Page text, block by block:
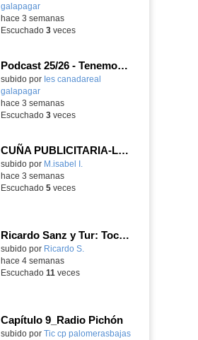
galapagar-
hace 3 semanas
Escuchado 3veces
Podcast 25/26 - Tenemos nueva profesora de Griego ¿Conoces a María Eugenia?
subido por Ies canadareal
galapagar-
hace 3 semanas
Escuchado 3veces
CUÑA PUBLICITARIA-LOS TRES CERDITOS
Contenido educativo.
subido por M.isabel I.
hace 3 semanas
Escuchado 5veces
Ricardo Sanz y Tur: Tocatina concertante al aire español
subido por Ricardo S.
hace 4 semanas
Escuchado 11 veces
Capítulo 9_Radio Pichón
Contenido educativo.
subido por Tic cp palomerasbajas